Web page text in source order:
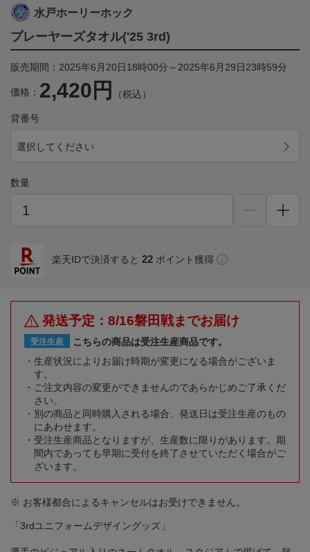
水戸ホーリーホック
プレーヤーズタオル('25 3rd)
販売期間：2025年6月20日18時00分～2025年6月29日23時59分
価格： 2,420円 （税込）
背番号
選択してください
数量
楽天IDで決済すると 22 ポイント獲得
発送予定：8/16磐田戦までお届け
受注生産
こちらの商品は受注生産商品です。
生産状況によりお届け時期が変更になる場合がございま
す。
ご注文内容の変更ができませんのであらかじめご了承くだ
さい。
別の商品と同時購入される場合、発送日は受注生産のもの
にあわせます。
受注生産商品となりますが、生産数に限りがあります。期
間内であっても早期に受付を終了させていただく場合がご
ざいます。
※ お客様都合によるキャンセルはお受けできません。
「3rdユニフォームデザイングッズ」